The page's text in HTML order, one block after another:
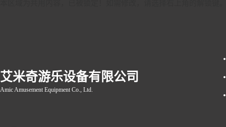
艾米奇游乐设备有限公司
Amic Amusement Equipment Co., Ltd.